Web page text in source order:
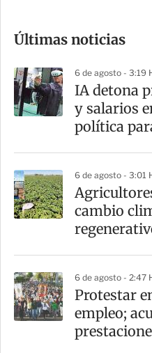
m
a
r
t
Últimas noticias
6 de agosto - 3:19
IA detona
y salarios
política
6 de agosto - 3:01
cambio
6 de agosto - 2:47
Protestar
empleo;